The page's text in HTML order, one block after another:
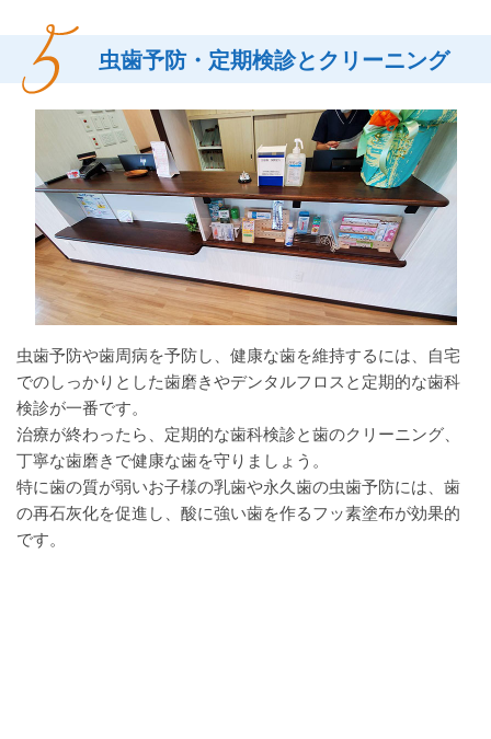
虫歯予防・定期検診とクリーニング
虫歯予防や歯周病を予防し、健康な歯を維持するには、自宅
でのしっかりとした歯磨きやデンタルフロスと定期的な歯科
検診が一番です。
治療が終わったら、定期的な歯科検診と歯のクリーニング、
丁寧な歯磨きで健康な歯を守りましょう。
特に歯の質が弱いお子様の乳歯や永久歯の虫歯予防には、歯
の再石灰化を促進し、酸に強い歯を作るフッ素塗布が効果的
です。